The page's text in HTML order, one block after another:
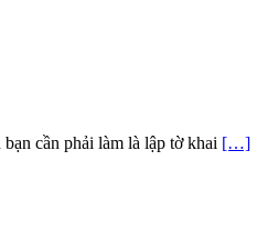
cần phải làm là lập tờ khai […]